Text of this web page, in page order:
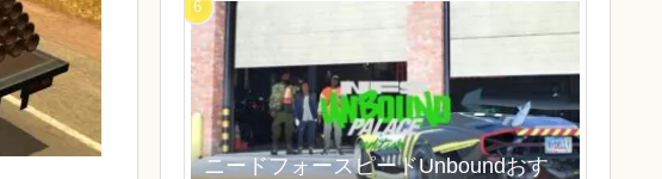
ニードフォースピードUnboundおす